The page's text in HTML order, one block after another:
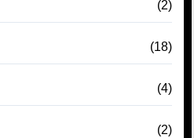
(2)
(18)
(4)
(2)